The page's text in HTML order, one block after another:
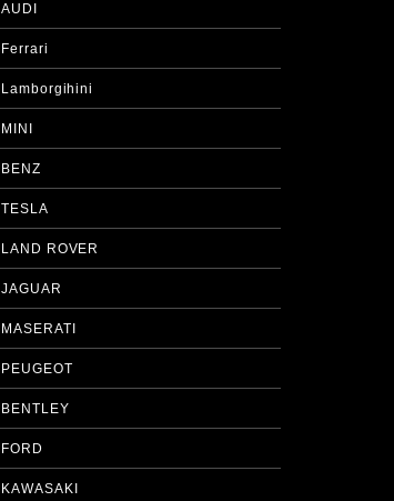
AUDI
Ferrari
Lamborgihini
MINI
BENZ
TESLA
LAND ROVER
JAGUAR
MASERATI
PEUGEOT
BENTLEY
FORD
KAWASAKI